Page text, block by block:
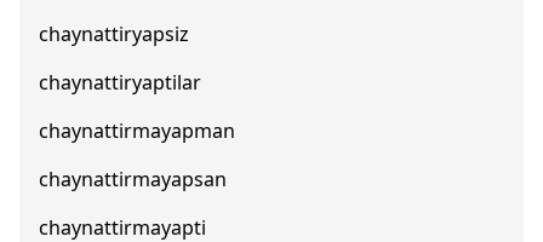
chaynattiryapsiz
chaynattiryaptilar
chaynattirmayapman
chaynattirmayapsan
chaynattirmayapti